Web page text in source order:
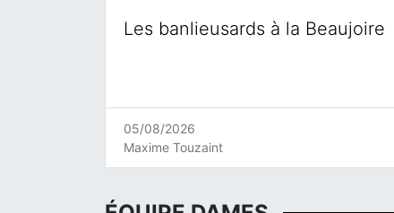
Les banlieusards à la Beaujoire
05/08/2026
Maxime Touzaint